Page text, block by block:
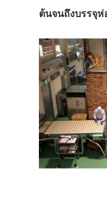
ต้นจนถึงบรรจุห่